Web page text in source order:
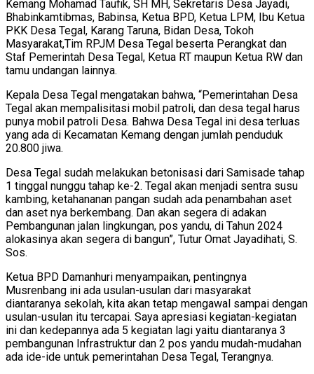
Kemang Mohamad Taufik, SH MH, Sekretaris Desa Jayadi,
Bhabinkamtibmas, Babinsa, Ketua BPD, Ketua LPM, Ibu Ketua
PKK Desa Tegal, Karang Taruna, Bidan Desa, Tokoh
Masyarakat,Tim RPJM Desa Tegal beserta Perangkat dan
Staf Pemerintah Desa Tegal, Ketua RT maupun Ketua RW dan
tamu undangan lainnya.
Kepala Desa Tegal mengatakan bahwa, “Pemerintahan Desa
Tegal akan mempalisitasi mobil patroli, dan desa tegal harus
punya mobil patroli Desa. Bahwa Desa Tegal ini desa terluas
yang ada di Kecamatan Kemang dengan jumlah penduduk
20.800 jiwa.
Desa Tegal sudah melakukan betonisasi dari Samisade tahap
1 tinggal nunggu tahap ke-2. Tegal akan menjadi sentra susu
kambing, ketahananan pangan sudah ada penambahan aset
dan aset nya berkembang. Dan akan segera di adakan
Pembangunan jalan lingkungan, pos yandu, di Tahun 2024
alokasinya akan segera di bangun”, Tutur Omat Jayadihati, S.
Sos.
Ketua BPD Damanhuri menyampaikan, pentingnya
Musrenbang ini ada usulan-usulan dari masyarakat
diantaranya sekolah, kita akan tetap mengawal sampai dengan
usulan-usulan itu tercapai. Saya apresiasi kegiatan-kegiatan
ini dan kedepannya ada 5 kegiatan lagi yaitu diantaranya 3
pembangunan Infrastruktur dan 2 pos yandu mudah-mudahan
ada ide-ide untuk pemerintahan Desa Tegal, Terangnya.